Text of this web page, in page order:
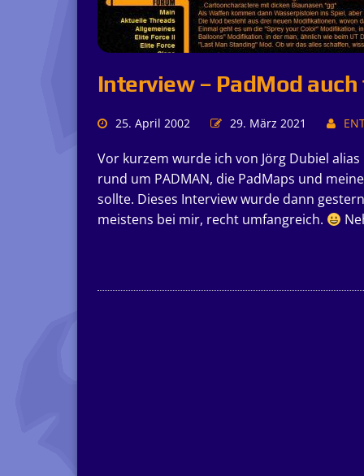
Interview – PadMod auch
25. April 2002 29. März 2021
Vor kurzem wurde ich von Jörg Dubiel
rund um PADMAN, die PadMaps und
sollte. Dieses Interview wurde dann
meistens bei mir, recht umfangreich.